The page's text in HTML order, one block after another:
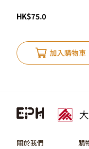
HK$75.0
加入購物車
關於我們 購